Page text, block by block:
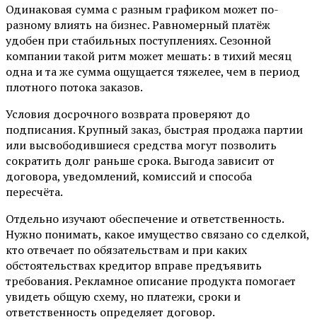
Одинаковая сумма с разным графиком может по-
разному влиять на бизнес. Равномерный платёж
удобен при стабильных поступлениях. Сезонной
компании такой ритм может мешать: в тихий месяц
одна и та же сумма ощущается тяжелее, чем в период
плотного потока заказов.
Условия досрочного возврата проверяют до
подписания. Крупный заказ, быстрая продажа партии
или высвободившиеся средства могут позволить
сократить долг раньше срока. Выгода зависит от
договора, уведомлений, комиссий и способа
пересчёта.
Отдельно изучают обеспечение и ответственность.
Нужно понимать, какое имущество связано со сделкой,
кто отвечает по обязательствам и при каких
обстоятельствах кредитор вправе предъявить
требования. Рекламное описание продукта помогает
увидеть общую схему, но платежи, сроки и
ответственность определяет договор.